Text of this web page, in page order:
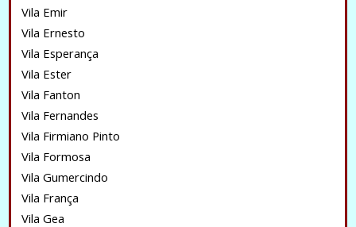
Vila Emir
Vila Ernesto
Vila Esperança
Vila Ester
Vila Fanton
Vila Fernandes
Vila Firmiano Pinto
Vila Formosa
Vila Gumercindo
Vila França
Vila Gea